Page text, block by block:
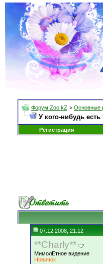
Форум Zoo.kZ > Основные
У кого-нибудь
Регистрация
07.12.2008, 21:12
**Charly**
МимолЕтное видение
Новичок